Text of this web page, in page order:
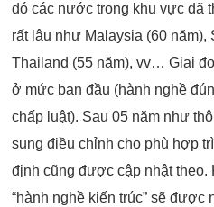
đó các nước trong khu vực đã
rất lâu như Malaysia (60 năm),
Thailand (55 năm), vv… Giai
ở mức ban đầu (hành nghề
chấp luật). Sau 05 năm như
sung điều chỉnh cho phù hợp
định cũng được cập nhật theo.
“hành nghề kiến trúc” sẽ được